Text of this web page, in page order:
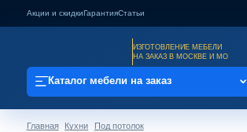
Акции и скидкиГарантияСтатьи
ИЗГОТОВЛЕНИЕ МЕБЕЛИ
НА ЗАКАЗ В МОСКВЕ И МО
Каталог мебели на заказ
Главная Кухни Под потолок